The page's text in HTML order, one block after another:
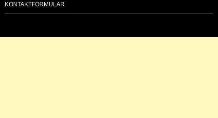
KONTAKTFORMULAR